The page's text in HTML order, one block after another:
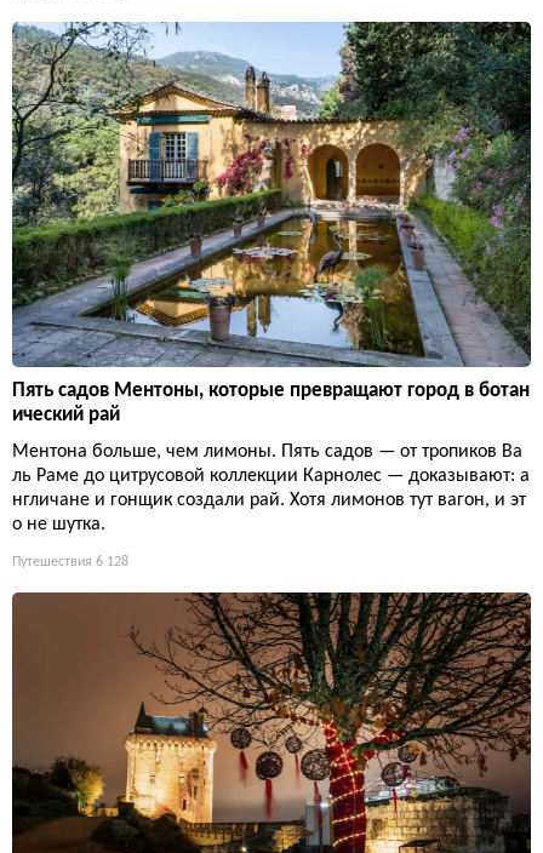
Пять садов Ментоны, которые превращают город в ботан
ический рай
Ментона больше, чем лимоны. Пять садов — от тропиков Ва
ль Раме до цитрусовой коллекции Карнолес — доказывают: а
нгличане и гонщик создали рай. Хотя лимонов тут вагон, и эт
о не шутка.
Путешествия 6 128